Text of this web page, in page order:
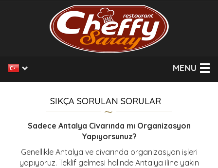
MENU
SIKÇA SORULAN SORULAR
Sadece Antalya Civarında mı Organizasyon
Yapıyorsunuz?
Genellikle Antalya ve civarında organizasyon işleri
yapıyoruz. Teklif gelmesi halinde Antalya iline yakın